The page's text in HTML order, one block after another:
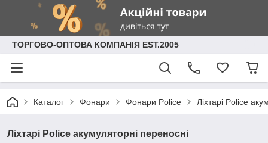
ТОРГОВО-ОПТОВА КОМПАНІЯ EST.2005
Каталог Фонари Фонари Police Ліхтарі Police
Ліхтарі Police акумуляторні переносні